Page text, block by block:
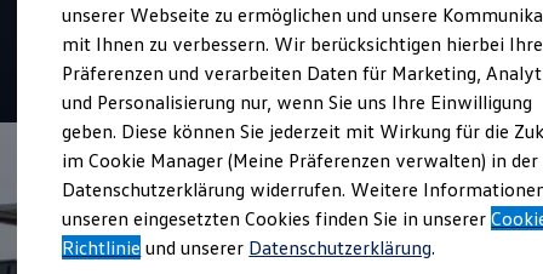
springen
springen Vorgängermodelle
Oldtimer
Bulli Historie
Branchenlösungen & Gewerbekunden
Umbaulösungen und Hersteller finden
Auf- und Umbauten entdecken & konfigurieren
Groß- und Sonderkunden
Großkunden
Kommunen & Behörden
Journalisten
Sportvereine
Branchenlösungen
Autohaus Kratz
4.7| 35 Bewertungen
unserer Webseite zu ermöglichen und unsere
mit Ihnen zu verbessern. Wir berücksichtigen hierbei Ihre
Präferenzen und verarbeiten Daten für Marketing,
und Personalisierung nur, wenn Sie uns Ihre Einwilligung
geben. Diese können Sie jederzeit mit Wirkung für die
im Cookie Manager (Meine Präferenzen verwalten) in der
Datenschutzerklärung widerrufen. Weitere
unseren eingesetzten Cookies finden Sie in unserer
Richtlinie und unserer Datenschutzerklärung.